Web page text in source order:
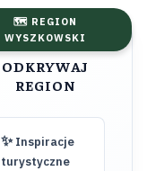
🗺️ REGION
WYSZKOWSKI
ODKRYWAJ
REGION
✨Inspiracje
turystyczne